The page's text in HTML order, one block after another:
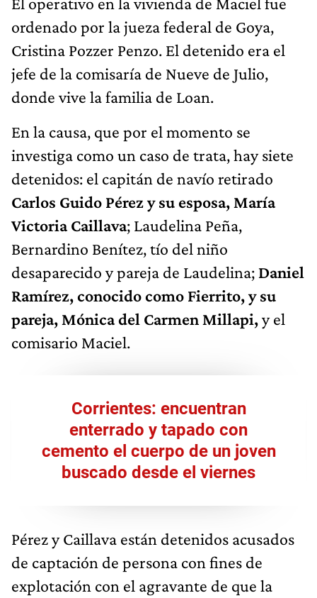
ordenado por la jueza federal de Goya,
Cristina Pozzer Penzo. El detenido era el
jefe de la comisaría de Nueve de Julio,
donde vive la familia de Loan.
En la causa, que por el momento se
investiga como un caso de trata, hay siete
detenidos: el capitán de navío retirado
Carlos Guido Pérez y su esposa, María
Victoria Caillava; Laudelina Peña,
Bernardino Benítez, tío del niño
desaparecido y pareja de Laudelina; Daniel
Ramírez, conocido como Fierrito, y su
pareja, Mónica del Carmen Millapi,y el
comisario Maciel.
Corrientes: encuentran
enterrado y tapado con
cemento el cuerpo de un joven
buscado desde el viernes
Pérez y Caillava están detenidos acusados
de captación de persona con fines de
explotación con el agravante de que la